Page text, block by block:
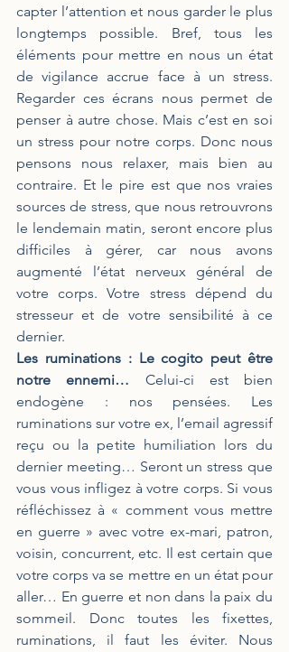
capter l’attention et nous garder le plus
longtemps possible. Bref, tous les
éléments pour mettre en nous un état
de vigilance accrue face à un stress.
Regarder ces écrans nous permet de
penser à autre chose. Mais c’est en soi
un stress pour notre corps. Donc nous
pensons nous relaxer, mais bien au
contraire. Et le pire est que nos vraies
sources de stress, que nous retrouvrons
le lendemain matin, seront encore plus
difficiles à gérer, car nous avons
augmenté l’état nerveux général de
votre corps. Votre stress dépend du
stresseur et de votre sensibilité à ce
dernier.
Les ruminations : Le cogito peut être
notre ennemi… Celui-ci est bien
endogène : nos pensées. Les
ruminations sur votre ex, l’email agressif
reçu ou la petite humiliation lors du
dernier meeting… Seront un stress que
vous vous infligez à votre corps. Si vous
réfléchissez à « comment vous mettre
en guerre » avec votre ex-mari, patron,
voisin, concurrent, etc. Il est certain que
votre corps va se mettre en un état pour
aller… En guerre et non dans la paix du
sommeil. Donc toutes les fixettes,
ruminations, il faut les éviter. Nous